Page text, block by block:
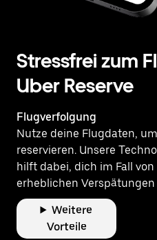
Stressfrei zum
Uber Reserve
Flugverfolgung
Nutze deine Flugdaten,
reservieren. Unsere
hilft dabei, dich im Fall
erheblichen
Weitere
Vorteile